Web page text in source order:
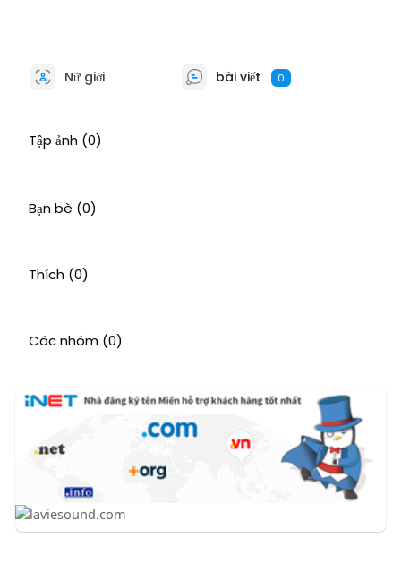
Nữ giới bài viết 0
Tập ảnh (0)
Bạn bè (0)
Thích (0)
Các nhóm (0)